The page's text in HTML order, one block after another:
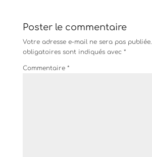
Poster le commentaire
Votre adresse e-mail ne sera pas publiée.
obligatoires sont indiqués avec *
Commentaire *